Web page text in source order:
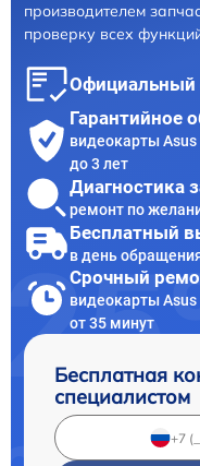
производителем
проверку всех
Официальный
Гарантийное
видеокарты Asus
до 3 лет
Диагностика
ремонт по
Бесплатный
в день
Срочный
видеокарты Asus
от 35 минут
Бесплатная
специалистом